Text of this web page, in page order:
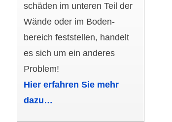
schäden im unteren Teil der
Wände oder im Boden­
bereich fest­stellen, handelt
es sich um ein anderes
Problem!
Hier erfahren Sie mehr
dazu…